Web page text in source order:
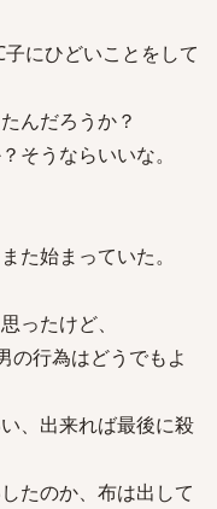
にひどいことをして
んだろうか？
そうならいいな。
た始まっていた。
ったけど、
の行為はどうでもよ
、出来れば最後に殺
たのか、布は出して